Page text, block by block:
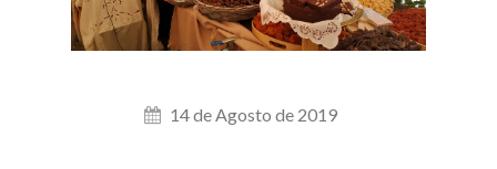
14 de Agosto de 2019